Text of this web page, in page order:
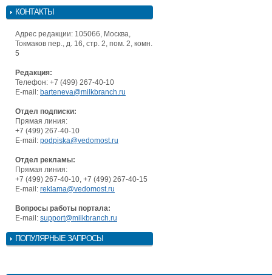
КОНТАКТЫ
Адрес редакции: 105066, Москва,
Токмаков пер., д. 16, стр. 2, пом. 2, комн.
5
Редакция:
Телефон: +7 (499) 267-40-10
E-mail: barteneva@milkbranch.ru
Отдел подписки:
Прямая линия:
+7 (499) 267-40-10
E-mail: podpiska@vedomost.ru
Отдел рекламы:
Прямая линия:
+7 (499) 267-40-10, +7 (499) 267-40-15
E-mail: reklama@vedomost.ru
Вопросы работы портала:
E-mail: support@milkbranch.ru
ПОПУЛЯРНЫЕ ЗАПРОСЫ